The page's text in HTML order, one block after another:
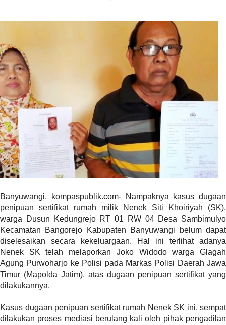
_
e
c
e
n
p
o
s
t
s
l
a
y
u
t
=
"
b
a
s
c
p
o
Banyuwangi, kompaspublik.com- Nampaknya kasus dugaan
penipuan sertifikat rumah milik Nenek Siti Khoiriyah (SK),
warga Dusun Kedungrejo RT 01 RW 04 Desa Sambimulyo
Kecamatan Bangorejo Kabupaten Banyuwangi belum dapat
diselesaikan secara kekeluargaan. Hal ini terlihat adanya
Nenek SK telah melaporkan Joko Widodo warga Glagah
Agung Purwoharjo ke Polisi pada Markas Polisi Daerah Jawa
Timur (Mapolda Jatim), atas dugaan penipuan sertifikat yang
dilakukannya.
Kasus dugaan penipuan sertifikat rumah Nenek SK ini, sempat
dilakukan proses mediasi berulang kali oleh pihak pengadilan